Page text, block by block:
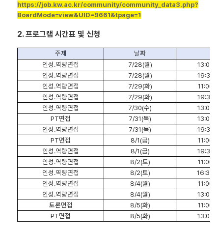
https://job.kw.ac.kr/community/community_data3.php?
BoardMode=view&UID=9661&tpage=1
2.프로그램 시간표 및 신청
주제 날짜
인성.역량면접 7/28(월)
13:00
인성.역량면접 7/28(월)
19:30
인성.역량면접 7/29(화)
11:00
인성.역량면접 7/29(화)
19:30
인성.역량면접 7/30(수)
13:00
PT면접 7/31(목)
13:00
인성.역량면접 7/31(목)
19:30
PT면접 8/1(금)
11:00
인성.역량면접 8/1(금)
19:30
인성.역량면접 8/2(토)
11:00
인성.역량면접 8/2(토)
16:30
인성.역량면접 8/4(월)
11:00
인성.역량면접 8/4(월)
13:00
토론면접
8/5(화)
11:00
PT면접 8/5(화) 13:00